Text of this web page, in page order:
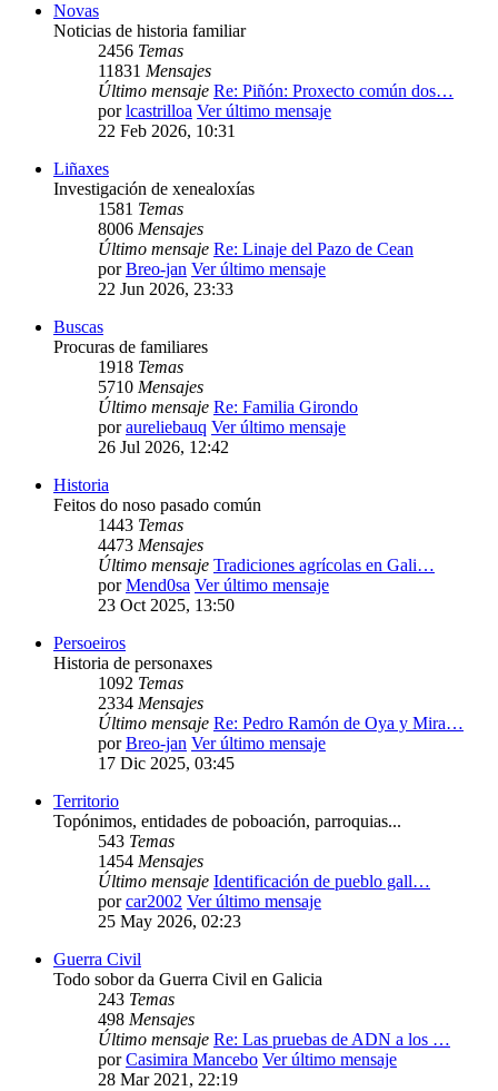
Novas
Noticias de historia familiar
2456 Temas
11831 Mensajes
Último mensaje Re: Piñón: Proxecto común dos…
porlcastrilloa Ver último mensaje
22 Feb 2026, 10:31
Liñaxes
Investigación de xenealoxías
1581 Temas
8006 Mensajes
Último mensaje Re: Linaje del Pazo de Cean
porBreo-jan Ver último mensaje
22 Jun 2026, 23:33
Buscas
Procuras de familiares
1918 Temas
5710 Mensajes
Último mensaje Re: Familia Girondo
poraureliebauq Ver último mensaje
26 Jul 2026, 12:42
Historia
Feitos do noso pasado común
1443 Temas
4473 Mensajes
Último mensaje Tradiciones agrícolas en Gali…
porMend0sa Ver último mensaje
23 Oct 2025, 13:50
Persoeiros
Historia de personaxes
1092 Temas
2334 Mensajes
Último mensaje Re: Pedro Ramón de Oya y Mira…
porBreo-jan Ver último mensaje
17 Dic 2025, 03:45
Territorio
Topónimos, entidades de poboación, parroquias...
543 Temas
1454 Mensajes
Último mensaje Identificación de pueblo gall…
porcar2002 Ver último mensaje
25 May 2026, 02:23
Guerra Civil
Todo sobor da Guerra Civil en Galicia
243 Temas
498 Mensajes
Último mensaje Re: Las pruebas de ADN a los …
porCasimira Mancebo Ver último mensaje
28 Mar 2021, 22:19